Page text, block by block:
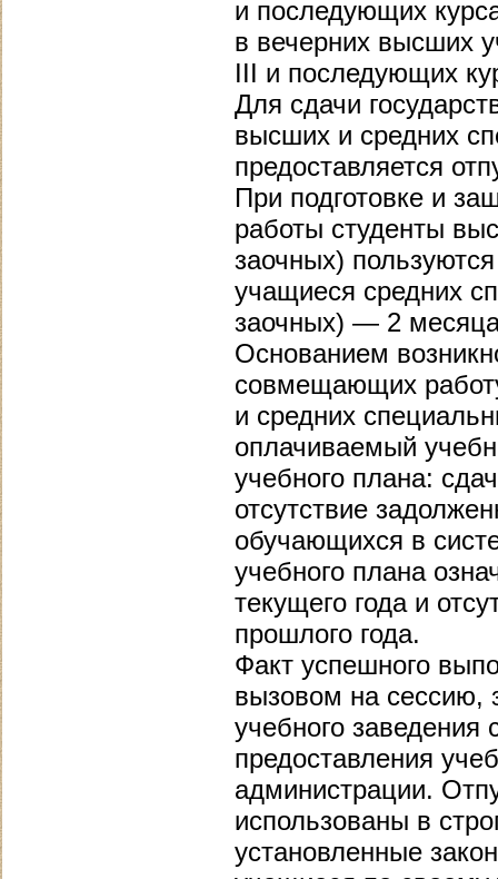
и последующих
в вечерних высших
III и последующих
Для сдачи
высших и средних
предоставляется
При подготовке и
работы студенты
заочных)
учащиеся средних
заочных) — 2
Основанием
совмещающих
и средних
оплачиваемый
учебного плана:
отсутствие
обучающихся в
учебного плана
текущего года и
прошлого года.
Факт успешного
вызовом на сессию,
учебного
предоставления
администрации.
использованы в
установленные